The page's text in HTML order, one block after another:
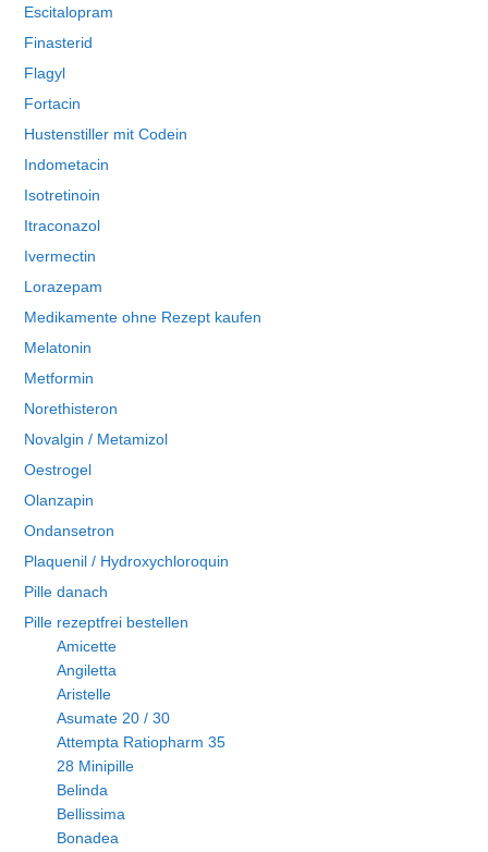
Escitalopram
Finasterid
Flagyl
Fortacin
Hustenstiller mit Codein
Indometacin
Isotretinoin
Itraconazol
Ivermectin
Lorazepam
Medikamente ohne Rezept kaufen
Melatonin
Metformin
Norethisteron
Novalgin / Metamizol
Oestrogel
Olanzapin
Ondansetron
Plaquenil / Hydroxychloroquin
Pille danach
Pille rezeptfrei bestellen
Amicette
Angiletta
Aristelle
Asumate 20 / 30
Attempta Ratiopharm 35
28 Minipille
Belinda
Bellissima
Bonadea